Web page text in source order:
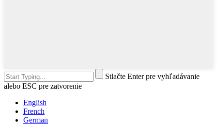
Stlačte Enter pre vyhľadávanie
alebo ESC pre zatvorenie
English
French
German